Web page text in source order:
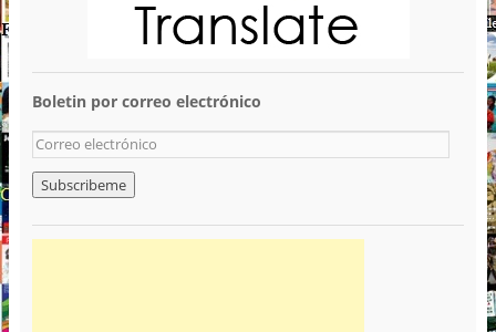
Boletin por correo electrónico